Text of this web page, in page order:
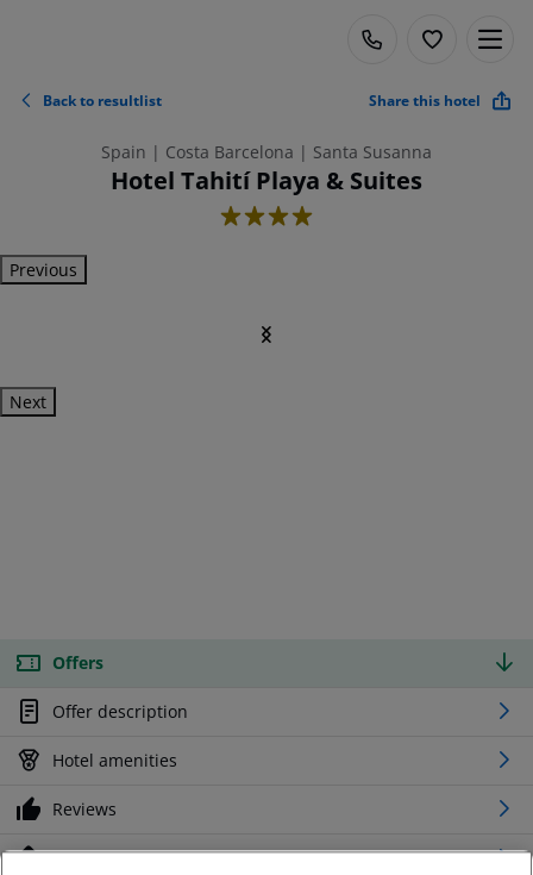
Back to resultlist Share this hotel
Spain | Costa Barcelona | Santa Susanna
Hotel Tahití Playa & Suites
4
Previous
Next
Offers
Offer description
Hotel amenities
Reviews
Location